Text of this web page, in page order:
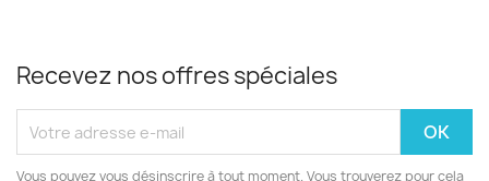
Recevez nos offres spéciales
Vous pouvez vous désinscrire à tout moment. Vous trouverez pour cela